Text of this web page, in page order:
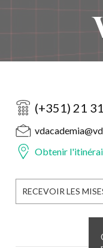
(+351) 21
Obtenir
RECEVOIR LES